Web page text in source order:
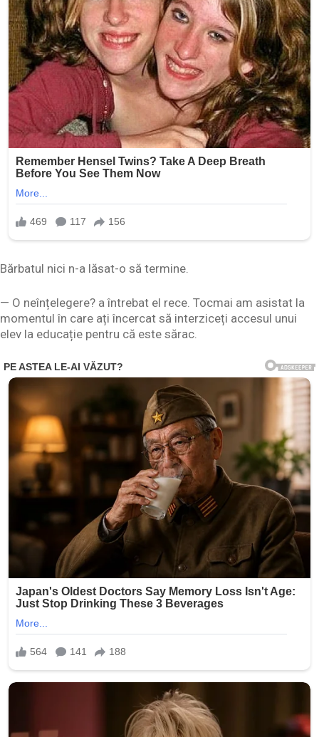
Bărbatul nici n-a lăsat-o să termine.
— O neînțelegere? a întrebat el rece. Tocmai am asistat la
momentul în care ați încercat să interziceți accesul unui
elev la educație pentru că este sărac.